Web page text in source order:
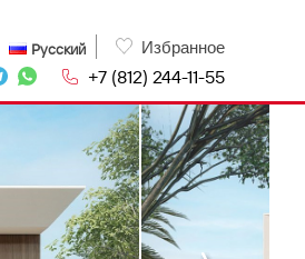
Русский Избранное
+7 (812) 244-11-55